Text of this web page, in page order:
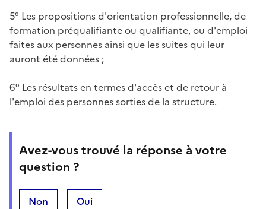
5° Les propositions d'orientation professionnelle, de
formation préqualifiante ou qualifiante, ou d'emploi
faites aux personnes ainsi que les suites qui leur
auront été données ;
6° Les résultats en termes d'accès et de retour à
l'emploi des personnes sorties de la structure.
Avez-vous trouvé la réponse à votre
question ?
Non Oui